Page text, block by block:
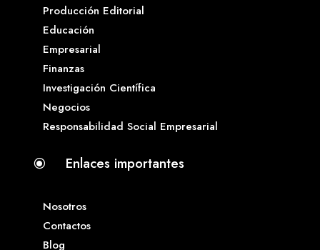
Producción Editorial
Educación
Empresarial
Finanzas
Investigación Científica
Negocios
Responsabilidad Social Empresarial
\ Enlaces importantes
Nosotros
Contactos
Blog